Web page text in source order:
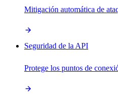
Mitigación automática de
Seguridad de la API
Protege los puntos de